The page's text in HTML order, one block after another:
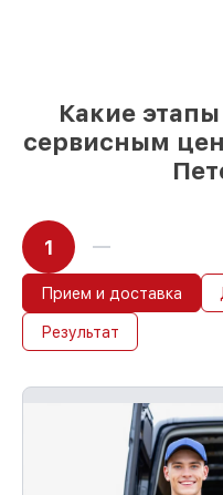
Какие
сервисным
1
Прием и доставка
Результат